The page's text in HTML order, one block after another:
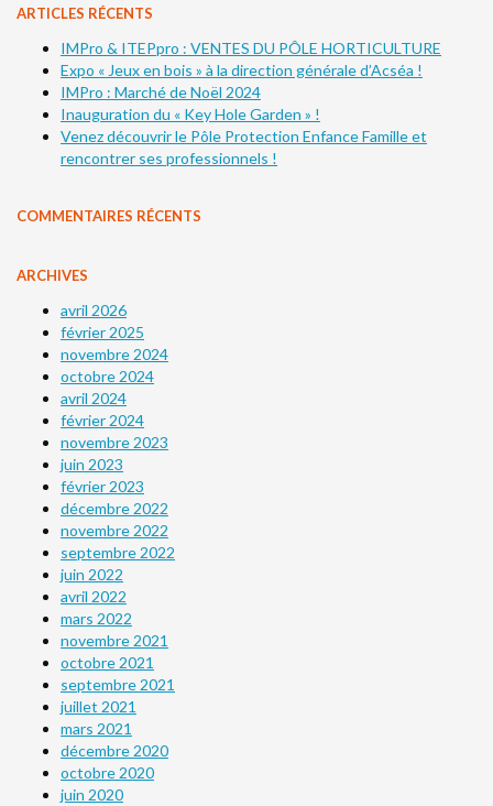
ARTICLES RÉCENTS
IMPro & ITEPpro : VENTES DU PÔLE HORTICULTURE
Expo « Jeux en bois » à la direction générale d’Acséa !
IMPro : Marché de Noël 2024
Inauguration du « Key Hole Garden » !
Venez découvrir le Pôle Protection Enfance Famille et
rencontrer ses professionnels !
COMMENTAIRES RÉCENTS
ARCHIVES
avril 2026
février 2025
novembre 2024
octobre 2024
avril 2024
février 2024
novembre 2023
juin 2023
février 2023
décembre 2022
novembre 2022
septembre 2022
juin 2022
avril 2022
mars 2022
novembre 2021
octobre 2021
septembre 2021
juillet 2021
mars 2021
décembre 2020
octobre 2020
juin 2020